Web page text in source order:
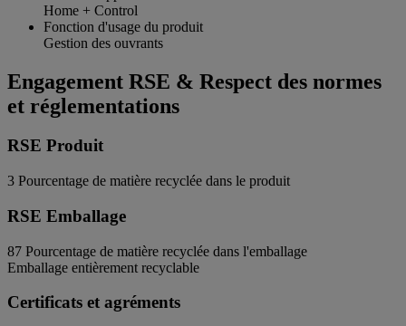
Home + Control
Fonction d'usage du produit
Gestion des ouvrants
Engagement RSE & Respect des normes
et réglementations
RSE Produit
3 Pourcentage de matière recyclée dans le produit
RSE Emballage
87 Pourcentage de matière recyclée dans l'emballage
Emballage entièrement recyclable
Certificats et agréments